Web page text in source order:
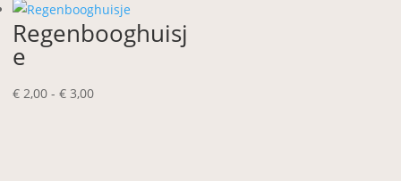
€ 11,80
Regenbooghuisj
e
€ 2,00 - € 3,00Prijsklasse: